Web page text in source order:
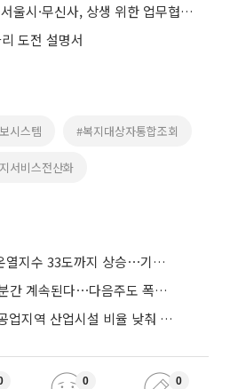
K-패션 생태계 살린다⋯서울시·무신사, 상생 위한 업무협약 체결
도전 설명서
시스템 #복지대상자통합조회
서비스전산화
탄소 감축 없으면 여름 온열지수 33도까지 상승⋯기상청, 2100년 미래전망
기약 없는 '극한더위' 당분간 계속된다⋯다음주도 폭염·열대야 지속
김용범 만난 오세훈 "준공업지역 산업시설 비율 낮춰 공급 늘려야"
0 0